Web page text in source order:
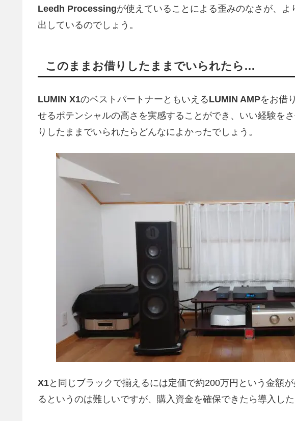
Leedh Processingが使えていることによる歪みのなさが、
出しているのでしょう。
このままお借りしたままでいられたら…
LUMIN X1のベストパートナーともいえるLUMIN AMPをお借
せるポテンシャルの高さを実感することができ、いい経験を
りしたままでいられたらどんなによかったでしょう。
X1と同じブラックで揃えるには定価で約200万円という金額
るというのは難しいですが、購入資金を確保できたら導入した